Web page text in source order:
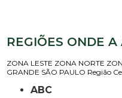
REGIÕES ONDE A
ZONA LESTE ZONA NORTE
GRANDE SÃO PAULO Região
ABC